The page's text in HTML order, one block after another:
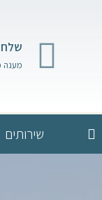
מענה
שירותים